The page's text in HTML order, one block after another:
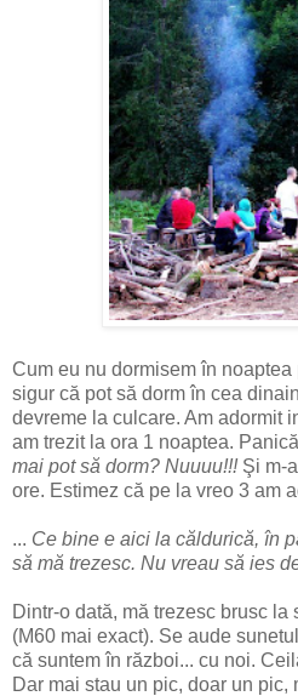
Cum eu nu dormisem în noaptea
sigur că pot să dorm în cea
devreme la culcare. Am adormit
am trezit la ora 1 noaptea.
mai pot să dorm? Nuuuu!!!Şi m-
ore. Estimez că pe la vreo 3 am
... Ce bine e aici la căldurică, în
să mă trezesc. Nu vreau să ies
Dintr-o dată, mă trezesc brusc
(M60 mai exact). Se aude
că suntem în război... cu noi.
Dar mai stau un pic, doar un pic,